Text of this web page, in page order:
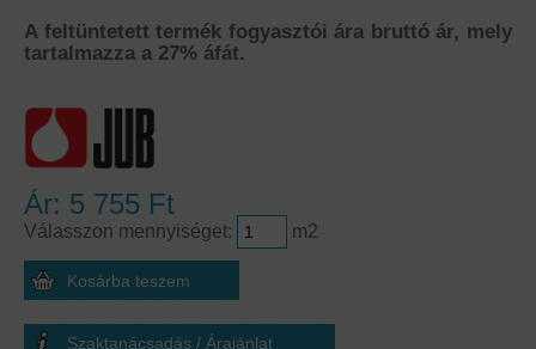
A feltüntetett termék fogyasztói ára bruttó ár, mely
tartalmazza a 27% áfát.
Ár: 5 755 Ft
Válasszon mennyiséget: m2
Szaktanácsadás / Árajánlat